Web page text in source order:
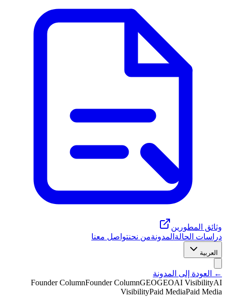
وثائق المطورين
دراسات الحالة المدونةمن نحنتواصل معنا
العربية
← العودة إلى المدونة
Founder ColumnFounder ColumnGEOGEOAI VisibilityAI
VisibilityPaid MediaPaid Media